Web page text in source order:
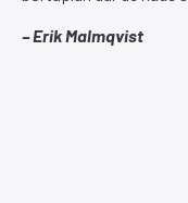
– Erik Malmqvist